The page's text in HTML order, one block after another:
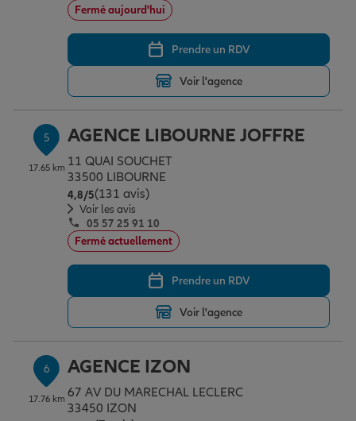
Fermé aujourd'hui
Prendre un RDV
Voir l'agence
5
17.65 km
AGENCE LIBOURNE JOFFRE
11 QUAI SOUCHET
33500 LIBOURNE
4,8/5Note de 4.8 sur 5
(131 avis)
Voir les avis
05 57 25 91 10
Fermé actuellement
Prendre un RDV
Voir l'agence
6
17.76 km
AGENCE IZON
67 AV DU MARECHAL LECLERC
33450 IZON